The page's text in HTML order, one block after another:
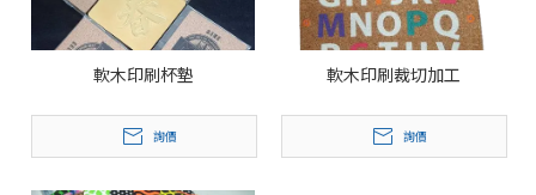
軟木印刷杯墊
詢價
軟木印刷裁切加工
詢價